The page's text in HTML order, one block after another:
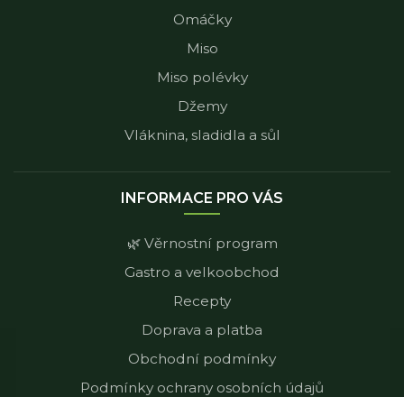
Omáčky
Miso
Miso polévky
Džemy
Vláknina, sladidla a sůl
INFORMACE PRO VÁS
🌿 Věrnostní program
Gastro a velkoobchod
Recepty
Doprava a platba
Obchodní podmínky
Podmínky ochrany osobních údajů